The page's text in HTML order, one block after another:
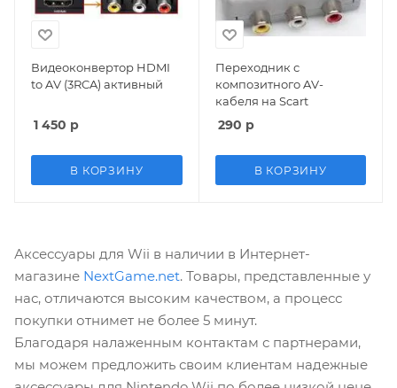
Видеоконвертор HDMI
to AV (3RCA) активный
1 450 р
В КОРЗИНУ
Переходник с
композитного AV-
кабеля на Scart
290 р
В КОРЗИНУ
Аксессуары для Wii в наличии в Интернет-
магазине NextGame.net. Товары, представленные у
нас, отличаются высоким качеством, а процесс
покупки отнимет не более 5 минут.
Благодаря налаженным контактам с партнерами,
мы можем предложить своим клиентам надежные